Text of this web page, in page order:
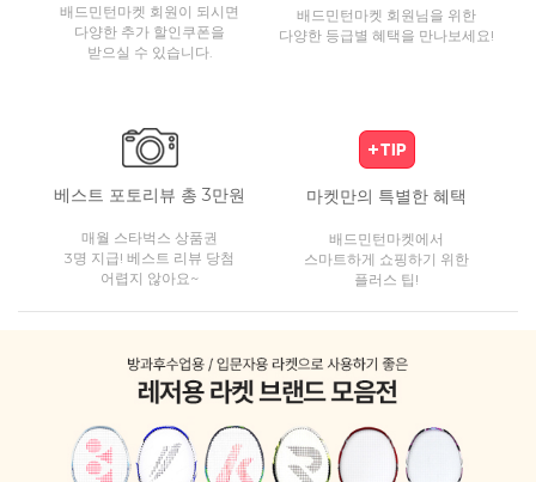
배드민턴마켓 회원이 되시면
다양한 추가 할인쿠폰을
받으실 수 있습니다.
배드민턴마켓 회원님을 위한
다양한 등급별 혜택을 만나보세요!
베스트 포토리뷰 총 3만원
매월 스타벅스 상품권
3명 지급! 베스트 리뷰 당첨
어렵지 않아요~
마켓만의 특별한 혜택
배드민턴마켓에서
스마트하게 쇼핑하기 위한
플러스 팁!